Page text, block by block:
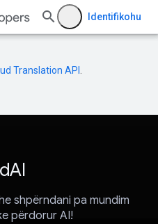
Identifikohu
Translation API
shpërndani pa mundim
përdorur AI!